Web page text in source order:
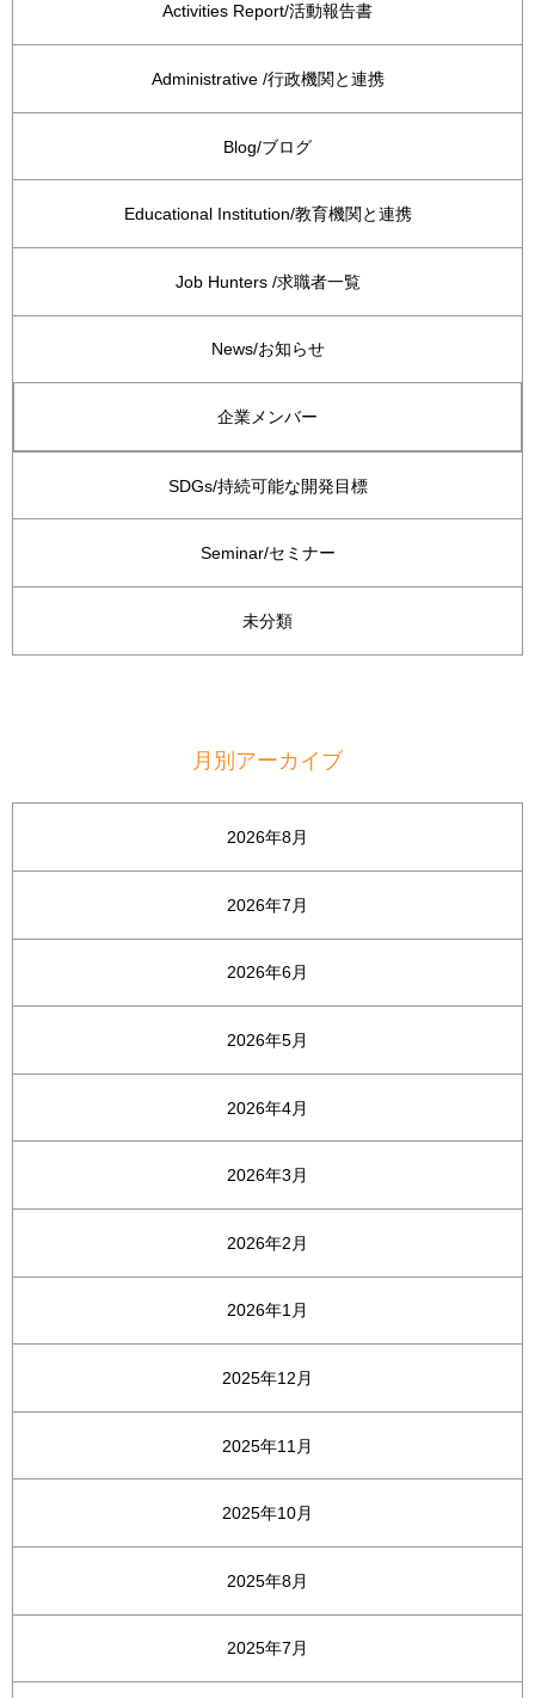
Activities Report/活動報告書
Administrative /行政機関と連携
Blog/ブログ
Educational Institution/教育機関と連携
Job Hunters /求職者一覧
News/お知らせ
企業メンバー
SDGs/持続可能な開発目標
Seminar/セミナー
未分類
月別アーカイブ
2026年8月
2026年7月
2026年6月
2026年5月
2026年4月
2026年3月
2026年2月
2026年1月
2025年12月
2025年11月
2025年10月
2025年8月
2025年7月